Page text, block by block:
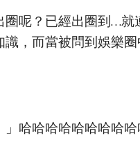
圈呢？已經出圈到…
識，而當被問到娛樂
哈哈哈哈哈哈哈哈哈